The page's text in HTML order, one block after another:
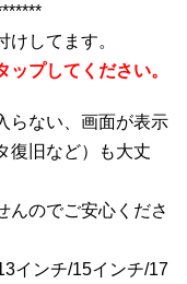
してます。
プしてください。
らない、画面が表示
復旧など）も大丈
んのでご安心くださ
インチ/15インチ/17